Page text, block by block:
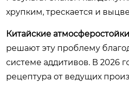
хрупким, трескается и
Китайские
решают эту проблему
системе аддитивов. В 2026
рецептура от ведущих